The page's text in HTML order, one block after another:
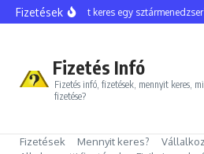
Ugrás a tartalomhoz
FizetésekMennyit keres egy
Fizetés Infó
Fizetés infó, fizetések, mennyit keres,
fizetése?
Fizetések Mennyit keres?